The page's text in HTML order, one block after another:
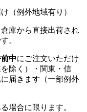
（例外地域有り）
庫から直接出荷され
。
中にご注文いただけ
除く）・関東・信
届きます（一部例外
場合に限ります。